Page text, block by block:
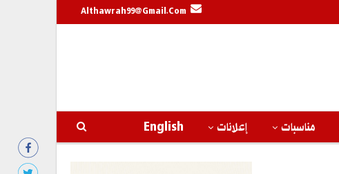
Althawrah99@gmail.com
مناسبات إعلانات English